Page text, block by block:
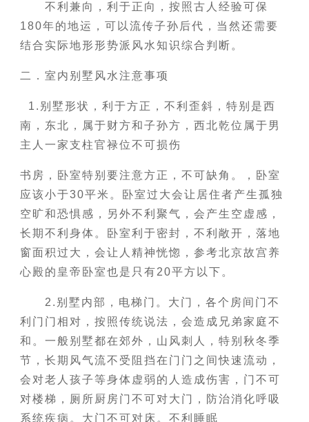
不利兼向，利于正向，按照古人经验可保
180年的地运，可以流传子孙后代，当然还需要
结合实际地形形势派风水知识综合判断。
二．室内别墅风水注意事项
1.别墅形状，利于方正，不利歪斜，特别是西
南，东北，属于财方和子孙方，西北乾位属于男
主人一家支柱官禄位不可损伤
书房，卧室特别要注意方正，不可缺角。，卧室
应该小于30平米。卧室过大会让居住者产生孤独
空旷和恐惧感，另外不利聚气，会产生空虚感，
长期不利身体。卧室利于密封，不利敞开，落地
窗面积过大，会让人精神恍惚，参考北京故宫养
心殿的皇帝卧室也是只有20平方以下。
2.别墅内部，电梯门。大门，各个房间门不
利门门相对，按照传统说法，会造成兄弟家庭不
和。一般别墅都在郊外，山风刺人，特别秋冬季
节，长期风气流不受阻挡在门门之间快速流动，
会对老人孩子等身体虚弱的人造成伤害，门不可
对楼梯，厕所厨房门不可对大门，防治消化呼吸
系统疾病。大门不可对床。不利睡眠